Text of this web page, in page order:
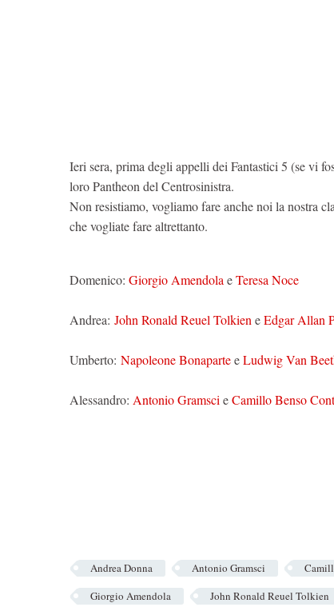
Ieri sera, prima degli appelli dei Fantastici 5 (se vi
loro Pantheon del Centrosinistra.
Non resistiamo, vogliamo fare anche noi la nostra
che vogliate fare altrettanto.
Domenico: Giorgio Amendola eTeresa Noce
Andrea: John Ronald Reuel Tolkien eEdgar Allan
Umberto: Napoleone BonaparteeLudwig Van
Alessandro: Antonio Gramsci eCamillo Benso
Andrea Donna Antonio Gramsci
Giorgio Amendola
John Ronald Reuel Tolkien